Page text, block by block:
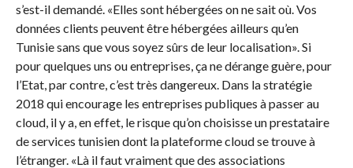
s’est-il demandé. «Elles sont hébergées on ne sait où. Vos
données clients peuvent être hébergées ailleurs qu’en
Tunisie sans que vous soyez sûrs de leur localisation». Si
pour quelques uns ou entreprises, ça ne dérange guère, pour
l’Etat, par contre, c’est très dangereux. Dans la stratégie
2018 qui encourage les entreprises publiques à passer au
cloud, il y a, en effet, le risque qu’on choisisse un prestataire
de services tunisien dont la plateforme cloud se trouve à
l’étranger. «Là il faut vraiment que des associations